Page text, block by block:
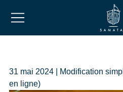
Mairie
31 mai 2024 | Modification
en ligne)